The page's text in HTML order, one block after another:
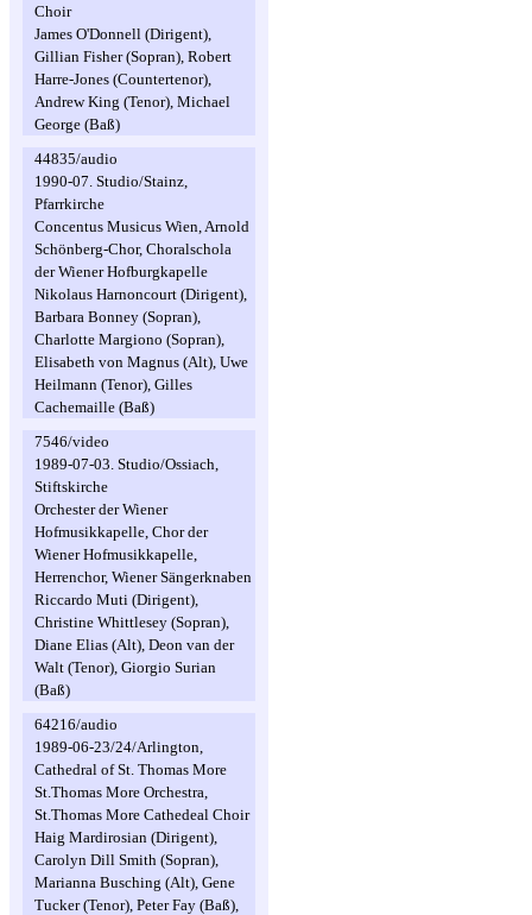
Choir
James O'Donnell (Dirigent),
Gillian Fisher (Sopran), Robert
Harre-Jones (Countertenor),
Andrew King (Tenor), Michael
George (Baß)
44835/audio
1990-07. Studio/Stainz,
Pfarrkirche
Concentus Musicus Wien, Arnold
Schönberg-Chor, Choralschola
der Wiener Hofburgkapelle
Nikolaus Harnoncourt (Dirigent),
Barbara Bonney (Sopran),
Charlotte Margiono (Sopran),
Elisabeth von Magnus (Alt), Uwe
Heilmann (Tenor), Gilles
Cachemaille (Baß)
7546/video
1989-07-03. Studio/Ossiach,
Stiftskirche
Orchester der Wiener
Hofmusikkapelle, Chor der
Wiener Hofmusikkapelle,
Herrenchor, Wiener Sängerknaben
Riccardo Muti (Dirigent),
Christine Whittlesey (Sopran),
Diane Elias (Alt), Deon van der
Walt (Tenor), Giorgio Surian
(Baß)
64216/audio
1989-06-23/24/Arlington,
Cathedral of St. Thomas More
St.Thomas More Orchestra,
St.Thomas More Cathedeal Choir
Haig Mardirosian (Dirigent),
Carolyn Dill Smith (Sopran),
Marianna Busching (Alt), Gene
Tucker (Tenor), Peter Fay (Baß),